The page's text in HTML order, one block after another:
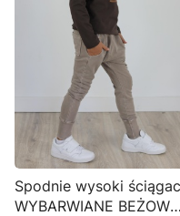
Spodnie wysoki
WYBARWIANE BEŻOWE